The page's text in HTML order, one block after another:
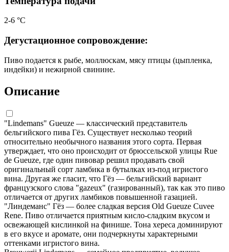
2-6 °С
Дегустационное сопровождение:
Пиво подается к рыбе, моллюскам, мясу птицы (цыпленка,
индейки) и нежирной свинине.
Описание
"Lindemans" Gueuze — классический представитель
бельгийского пива Гёз. Существует несколько теорий
относительно необычного названия этого сорта. Первая
утверждает, что оно происходит от брюссельской улицы Rue
de Gueuze, где один пивовар решил продавать свой
оригинальный сорт ламбика в бутылках из-под игристого
вина. Другая же гласит, что Гёз — бельгийский вариант
французского слова "gazeux" (газированный), так как это пиво
отличается от других ламбиков повышенной газацией.
"Линдеманс" Гёз — более сладкая версия Old Gueuze Cuvee
Rene. Пиво отличается приятным кисло-сладким вкусом и
освежающей кислинкой на финише. Тона хереса доминируют
в его вкусе и аромате, они подчеркнуты характерными
оттенками игристого вина.